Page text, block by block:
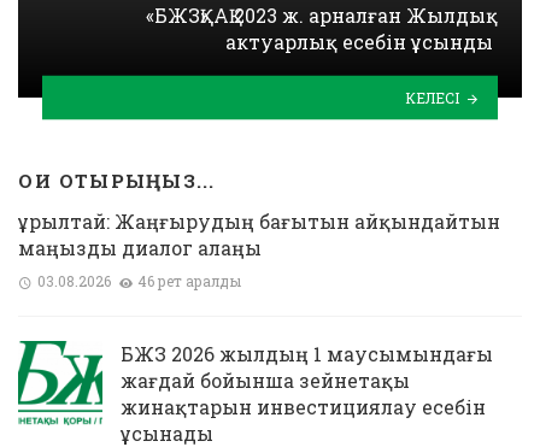
«БЖЗҚ» АҚ 2023 ж. арналған Жылдық
актуарлық есебін ұсынды
КЕЛЕСІ
ОҚИ ОТЫРЫҢЫЗ...
Құрылтай: Жаңғырудың бағытын айқындайтын
маңызды диалог алаңы
03.08.2026 46 рет қаралды
БЖЗҚ 2026 жылдың 1 маусымындағы
жағдай бойынша зейнетақы
жинақтарын инвестициялау есебін
ұсынады